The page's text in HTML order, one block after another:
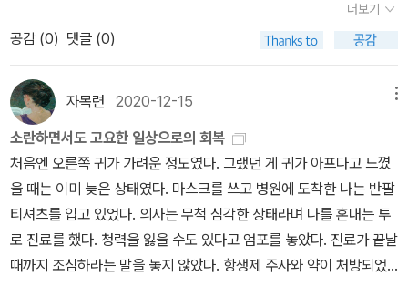
라질 것들, 165)-Y는 제가 독후감을 써주는 대신 제게 돈을 주었습
니다. 만원이었는데요, 당시 버스비가 백오십원인가 백칠십원인가 했
던 기억이 납니다. Y는 상을 타고서 제게 부럽다고 말했고 저는 만원
으로 먹고 싶은 것을 사서 신발주머니에 숨겨두었다가 어머니에게 빗
자루와 파리채로 두들겨 맞았습니다. 슈퍼에서 도둑질을 했다고 생각
하신 모양이에요. 저는 실비아와 빼빼로를 샀었고 왜 그랬는지는 모
르겠습니다만 어머니에게 끝내 사실을 말하지 못했습니다. (H에게,
253, 나도 실비아 알아!!!레몬맛 가루!!!)
후의 일상에 포커스가 맞춰져 있다보니 굉장히 잔잔하게 흘러간다.
그래서 쉽게 쓴다는 인상이 들었었다. 한데 어제 오늘에 걸쳐 다시
세 편의 단편을 읽어보았다. 내가 느끼지 못했던 무언가가 있을 것 같
아서였다. 정말 아무나 작가가 되고 책을 내는 것은 아닐텐데, 내가 뭔
가를 놓치고 있지 않나 궁금해서였다. 그런데 내 의문과 궁금함이 풀
렸다. 이주란 작가는 편하고 일상적인 단어로 슬슬 이야기를 풀어낸
다. 특별하거나 기이한 것을 소재로 삼지 않는다. 그런데 읽어가면서
차츰 차분하게 물들어가는 것을 느낀다. 봄햇살 같기도 하고 여름의
이슬비 같기도 한, 열정적이거나 놀라운 일로 독자를 사로잡기보다는
그냥 읽다보면 어느새 사소한 일상이 나름의 의미있는 시절로 바뀌어
간다. 작가마다 색깔이 있다고 하는데 여린 노란색이거나 연한 연두
더보기
공감 (0) 댓글 (0)
자목련 2020-12-15
소란하면서도 고요한 일상으로의 회복
처음엔 오른쪽 귀가 가려운 정도였다. 그랬던 게 귀가 아프다고 느꼈
을 때는 이미 늦은 상태였다. 마스크를 쓰고 병원에 도착한 나는 반팔
티셔츠를 입고 있었다. 의사는 무척 심각한 상태라며 나를 혼내는 투
로 진료를 했다. 청력을 잃을 수도 있다고 엄포를 놓았다. 진료가 끝날
때까지 조심하라는 말을 놓지 않았다. 항생제 주사와 약이 처방되었